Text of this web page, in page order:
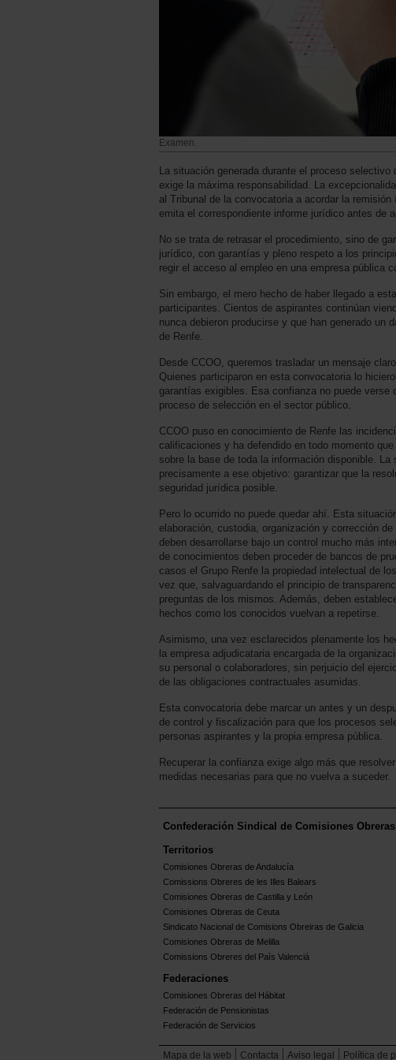
Examen.
La situación generada durante el proceso
exige la máxima responsabilidad. La
al Tribunal de la convocatoria a acordar la
emita el correspondiente informe jurídico antes de
No se trata de retrasar el procedimiento, sino de
jurídico, con garantías y pleno respeto a los
regir el acceso al empleo en una empresa pública
Sin embargo, el mero hecho de haber llegado a
participantes. Cientos de aspirantes continúan
nunca debieron producirse y que han generado
de Renfe.
Desde CCOO, queremos trasladar un mensaje
Quienes participaron en esta convocatoria lo
garantías exigibles. Esa confianza no puede
proceso de selección en el sector público.
CCOO puso en conocimiento de Renfe las
calificaciones y ha defendido en todo momento
sobre la base de toda la información disponible.
precisamente a ese objetivo: garantizar que la
seguridad jurídica posible.
Pero lo ocurrido no puede quedar ahí. Esta
elaboración, custodia, organización y corrección
deben desarrollarse bajo un control mucho más
de conocimientos deben proceder de bancos de
casos el Grupo Renfe la propiedad intelectual de
vez que, salvaguardando el principio de
preguntas de los mismos. Además, deben
hechos como los conocidos vuelvan a repetirse.
Asimismo, una vez esclarecidos plenamente los
la empresa adjudicataria encargada de la
su personal o colaboradores, sin perjuicio del
de las obligaciones contractuales asumidas.
Esta convocatoria debe marcar un antes y un
de control y fiscalización para que los procesos
personas aspirantes y la propia empresa pública.
Recuperar la confianza exige algo más que
medidas necesarias para que no vuelva a suceder.
Confederación Sindical de Comisiones Obreras
Territorios
Comisiones Obreras de Andalucía
Comissions Obreres de les Illes Balears
Comisiones Obreras de Castilla y León
Comisiones Obreras de Ceuta
Sindicato Nacional de Comisions Obreiras de Galicia
Comisiones Obreras de Melilla
Comissions Obreres del Paìs Valenciá
Federaciones
Comisiones Obreras del Hábitat
Federación de Pensionistas
Federación de Servicios
Mapa de la web Contacta Aviso legal Política de